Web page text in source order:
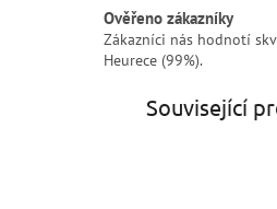
Ověřeno zákazníky
Zákazníci nás hodnotí
Heurece (99%).
Související